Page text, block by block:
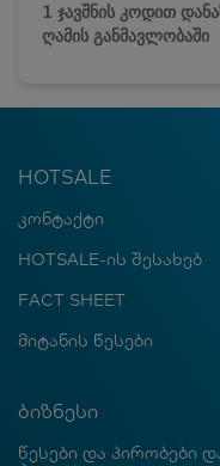
1 ჯავშნის კოდით
ღამის განმავლობაში
HOTSALE
კონტაქტი
HOTSALE-ის შესახებ
FACT SHEET
მიტანის წესები
ბიზნესი
წესები და პირობები